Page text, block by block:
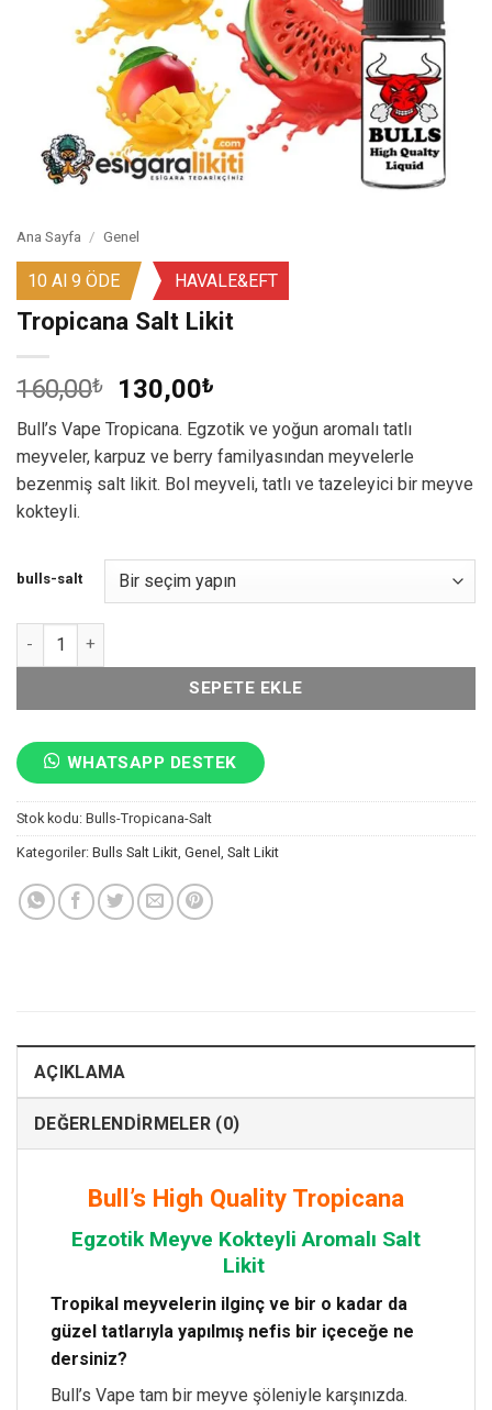
Ana Sayfa / Genel
10 Al 9 ÖDE HAVALE&EFT
Tropicana Salt Likit
160,00₺
Orijinal
fiyat:
160,00₺.
130,00₺
andaki
fiyat:
130,00₺.
Bull’s Vape Tropicana. Egzotik ve yoğun aromalı tatlı
meyveler, karpuz ve berry familyasından meyvelerle
bezenmiş salt likit. Bol meyveli, tatlı ve tazeleyici bir meyve
kokteyli.
bulls-salt
Tropicana Salt Likit adet
SEPETE EKLE
WHATSAPP DESTEK
Stok kodu: Bulls-Tropicana-Salt
Kategoriler: Bulls Salt Likit Genel Salt Likit
AÇIKLAMA
DEĞERLENDIRMELER (0)
Bull’s High Quality Tropicana
Egzotik Meyve Kokteyli Aromalı Salt
Likit
Tropikal meyvelerin ilginç ve bir o kadar da
güzel tatlarıyla yapılmış nefis bir içeceğe ne
dersiniz?
Bull’s Vape tam bir meyve şöleniyle karşınızda.